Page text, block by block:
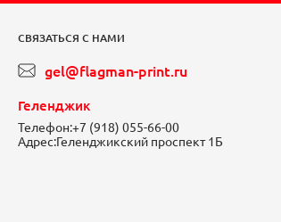
СВЯЗАТЬСЯ С НАМИ
gel@flagman-print.ru
Геленджик
Телефон:+7 (918) 055-66-00
Адрес:Геленджикский проспект 1Б